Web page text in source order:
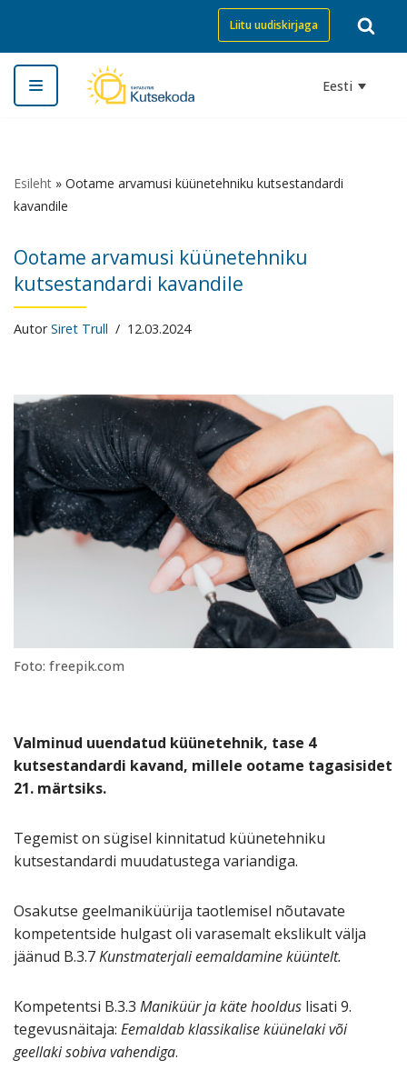
Skip
to
content
Liitu uudiskirjaga
Eesti
Esileht » Ootame arvamusi küünetehniku kutsestandardi
kavandile
Ootame arvamusi küünetehniku
kutsestandardi kavandile
AutorSiret Trull 12.03.2024
Foto: freepik.com
Valminud uuendatud küünetehnik, tase 4
kutsestandardi kavand, millele ootame tagasisidet
21. märtsiks.
Tegemist on sügisel kinnitatud küünetehniku
kutsestandardi muudatustega variandiga.
Osakutse geelmaniküürija taotlemisel nõutavate
kompetentside hulgast oli varasemalt ekslikult välja
jäänud B.3.7Kunstmaterjali eemaldamine küüntelt.
Kompetentsi B.3.3 Maniküür ja käte hooldus lisati 9.
tegevusnäitaja: Eemaldab klassikalise küünelaki või
geellaki sobiva vahendiga.